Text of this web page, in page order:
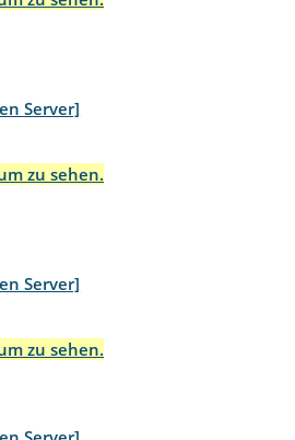
Server]
zu sehen.
Server]
zu sehen.